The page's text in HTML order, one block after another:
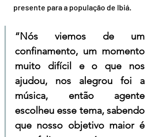
presente para a população de Ibiá.
“Nós viemos de um
confinamento, um momento
muito difícil e o que nos
ajudou, nos alegrou foi a
música, então agente
escolheu esse tema, sabendo
que nosso objetivo maior é